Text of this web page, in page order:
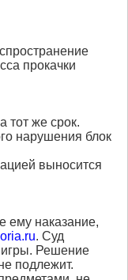
прокачки
тот же срок.
нарушения блок
выносится
ему наказание,
. Суд
игры. Решение
подлежит.